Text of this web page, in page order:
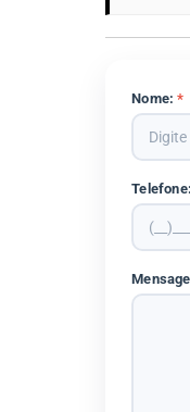
Nome:*